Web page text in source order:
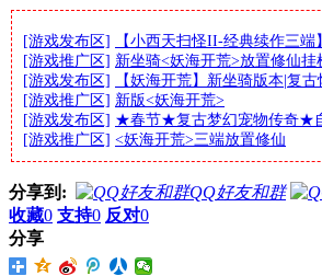
[游戏发布区]
【小西天扫怪II-经典续作三端
[游戏推广区] 新坐骑<妖海开荒>放置修仙挂
[游戏发布区]
【妖海开荒】新坐骑版本|复
[游戏推广区] 新版<妖海开荒>
[游戏发布区] ★春节★复古梦幻宠物传奇★
[游戏推广区] <妖海开荒>三端放置修仙
分享到: QQ好友和群
收藏0 支持0 反对0
分享